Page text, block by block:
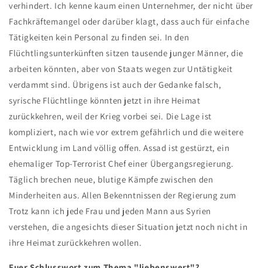
verhindert. Ich kenne kaum einen Unternehmer, der nicht über
Fachkräftemangel oder darüber klagt, dass auch für einfache
Tätigkeiten kein Personal zu finden sei. In den
Flüchtlingsunterkünften sitzen tausende junger Männer, die
arbeiten könnten, aber von Staats wegen zur Untätigkeit
verdammt sind. Übrigens ist auch der Gedanke falsch,
syrische Flüchtlinge könnten jetzt in ihre Heimat
zurückkehren, weil der Krieg vorbei sei. Die Lage ist
kompliziert, nach wie vor extrem gefährlich und die weitere
Entwicklung im Land völlig offen. Assad ist gestürzt, ein
ehemaliger Top-Terrorist Chef einer Übergangsregierung.
Täglich brechen neue, blutige Kämpfe zwischen den
Minderheiten aus. Allen Bekenntnissen der Regierung zum
Trotz kann ich jede Frau und jeden Mann aus Syrien
verstehen, die angesichts dieser Situation jetzt noch nicht in
ihre Heimat zurückkehren wollen.